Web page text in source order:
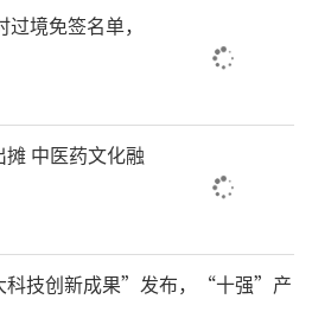
境免签名单，
中医药文化融
科技创新成果”发布，“十强”产